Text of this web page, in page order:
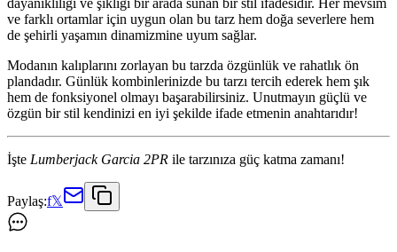
ve farklı ortamlar için uygun olan bu tarz hem doğa severlere hem
de şehirli yaşamın dinamizmine uyum sağlar.
Modanın kalıplarını zorlayan bu tarzda özgünlük ve rahatlık ön
plandadır. Günlük kombinlerinizde bu tarzı tercih ederek hem şık
hem de fonksiyonel olmayı başarabilirsiniz. Unutmayın güçlü ve
özgün bir stil kendinizi en iyi şekilde ifade etmenin anahtarıdır!
İşte Lumberjack Garcia 2PR ile tarzınıza güç katma zamanı!
Paylaş:f𝕏